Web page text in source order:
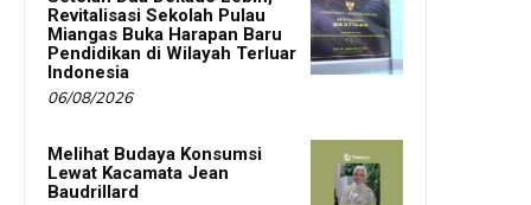
Revitalisasi Sekolah Pulau
Miangas Buka Harapan Baru
Pendidikan di Wilayah Terluar
Indonesia
06/08/2026
Melihat Budaya Konsumsi
Lewat Kacamata Jean
Baudrillard